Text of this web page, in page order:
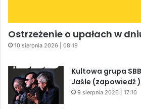
Ostrzeżenie o upałach w
10 sierpnia 2026 | 08:19
Kultowa grupa
Jaśle (zapowiedź )
9 sierpnia 2026 | 17:10